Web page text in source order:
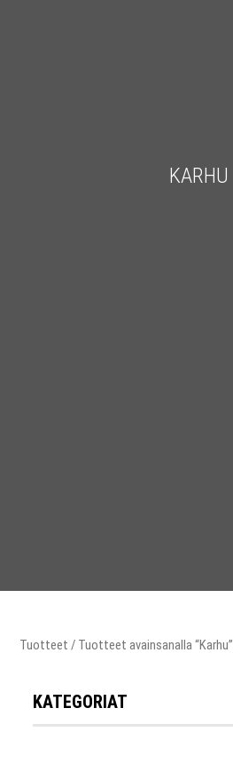
KARHU
Tuotteet / Tuotteet avainsanalla “Karhu”
KATEGORIAT